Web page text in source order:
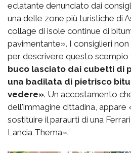
eclatante denunciato dai
una delle zone più turistiche di
collage di isole continue di
pavimentante». I consiglieri
per descrivere questo scempio
buco lasciato dai cubetti di
una badilata di pietrisco
vedere». Un accostamento
dell'immagine cittadina, appare
sostituire il paraurti di una
Lancia Thema».